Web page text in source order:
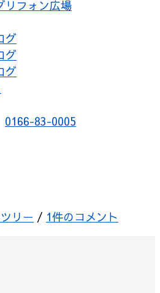
リフォン広場
グ
グ
グ
0166-83-0005
リー / 1件のコメント